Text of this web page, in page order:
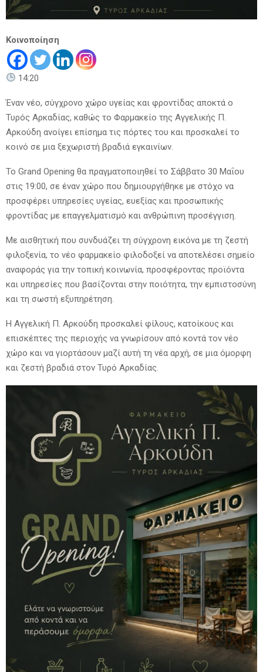
Κοινοποίηση
14:20
Έναν νέο, σύγχρονο χώρο υγείας και φροντίδας αποκτά ο
Τυρός Αρκαδίας, καθώς το Φαρμακείο της Αγγελικής Π.
Αρκούδη ανοίγει επίσημα τις πόρτες του και προσκαλεί το
κοινό σε μια ξεχωριστή βραδιά εγκαινίων.
Το Grand Opening θα πραγματοποιηθεί το Σάββατο 30 Μαΐου
στις 19:00, σε έναν χώρο που δημιουργήθηκε με στόχο να
προσφέρει υπηρεσίες υγείας, ευεξίας και προσωπικής
φροντίδας με επαγγελματισμό και ανθρώπινη προσέγγιση.
Με αισθητική που συνδυάζει τη σύγχρονη εικόνα με τη ζεστή
φιλοξενία, το νέο φαρμακείο φιλοδοξεί να αποτελέσει σημείο
αναφοράς για την τοπική κοινωνία, προσφέροντας προϊόντα
και υπηρεσίες που βασίζονται στην ποιότητα, την εμπιστοσύνη
και τη σωστή εξυπηρέτηση.
Η Αγγελική Π. Αρκούδη προσκαλεί φίλους, κατοίκους και
επισκέπτες της περιοχής να γνωρίσουν από κοντά τον νέο
χώρο και να γιορτάσουν μαζί αυτή τη νέα αρχή, σε μια όμορφη
και ζεστή βραδιά στον Τυρό Αρκαδίας.